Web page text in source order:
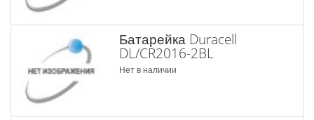
Батарейка Duracell
DL/CR2016-2BL
Нет в наличии